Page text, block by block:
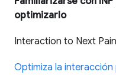
optimizarlo
Interaction to Next
Optimiza la interacción